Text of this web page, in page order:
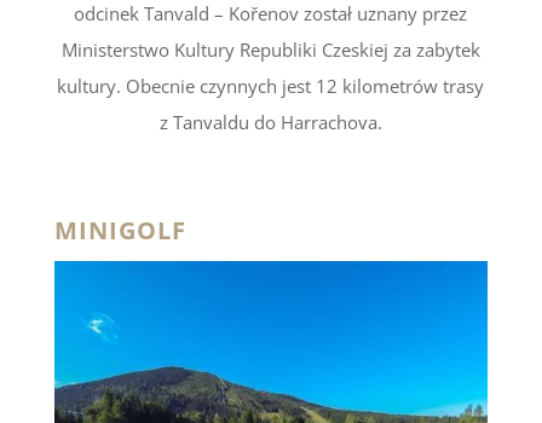
odcinek Tanvald – Kořenov został uznany przez
Ministerstwo Kultury Republiki Czeskiej za zabytek
kultury. Obecnie czynnych jest 12 kilometrów trasy
z Tanvaldu do Harrachova.
MINIGOLF